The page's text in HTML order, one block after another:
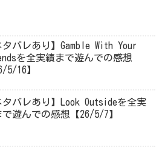
タバレあり】Gamble With Your
を全実績まで遊んでの感想
5/16】
タバレあり】Look Outsideを全実
で遊んでの感想【26/5/7】